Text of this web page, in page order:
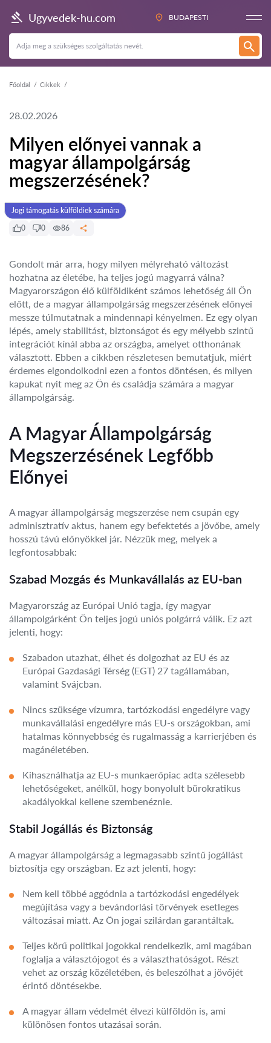
Ugyvedek-hu.com BUDAPESTI
Főoldal Cikkek
28.02.2026
Milyen előnyei vannak a
magyar állampolgárság
megszerzésének?
Jogi támogatás külföldiek számára
0
0 86
Gondolt már arra, hogy milyen mélyreható változást
hozhatna az életébe, ha teljes jogú magyarrá válna?
Magyarországon élő külföldiként számos lehetőség áll Ön
előtt, de a magyar állampolgárság megszerzésének előnyei
messze túlmutatnak a mindennapi kényelmen. Ez egy olyan
lépés, amely stabilitást, biztonságot és egy mélyebb szintű
integrációt kínál abba az országba, amelyet otthonának
választott. Ebben a cikkben részletesen bemutatjuk, miért
érdemes elgondolkodni ezen a fontos döntésen, és milyen
kapukat nyit meg az Ön és családja számára a magyar
állampolgárság.
A Magyar Állampolgárság
Megszerzésének Legfőbb
Előnyei
A magyar állampolgárság megszerzése nem csupán egy
adminisztratív aktus, hanem egy befektetés a jövőbe, amely
hosszú távú előnyökkel jár. Nézzük meg, melyek a
legfontosabbak:
Szabad Mozgás és Munkavállalás az EU-ban
Magyarország az Európai Unió tagja, így magyar
állampolgárként Ön teljes jogú uniós polgárrá válik. Ez azt
jelenti, hogy:
Szabadon utazhat, élhet és dolgozhat az EU és az
Európai Gazdasági Térség (EGT) 27 tagállamában,
valamint Svájcban.
Nincs szüksége vízumra, tartózkodási engedélyre vagy
munkavállalási engedélyre más EU-s országokban, ami
hatalmas könnyebbség és rugalmasság a karrierjében és
magánéletében.
Kihasználhatja az EU-s munkaerőpiac adta szélesebb
lehetőségeket, anélkül, hogy bonyolult bürokratikus
akadályokkal kellene szembenéznie.
Stabil Jogállás és Biztonság
A magyar állampolgárság a legmagasabb szintű jogállást
biztosítja egy országban. Ez azt jelenti, hogy:
Nem kell többé aggódnia a tartózkodási engedélyek
megújítása vagy a bevándorlási törvények esetleges
változásai miatt. Az Ön jogai szilárdan garantáltak.
Teljes körű politikai jogokkal rendelkezik, ami magában
foglalja a választójogot és a választhatóságot. Részt
vehet az ország közéletében, és beleszólhat a jövőjét
érintő döntésekbe.
A magyar állam védelmét élvezi külföldön is, ami
különösen fontos utazásai során.